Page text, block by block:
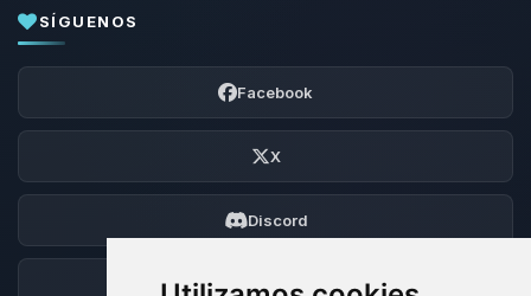
SÍGUENOS
Facebook
X
Discord
Foro